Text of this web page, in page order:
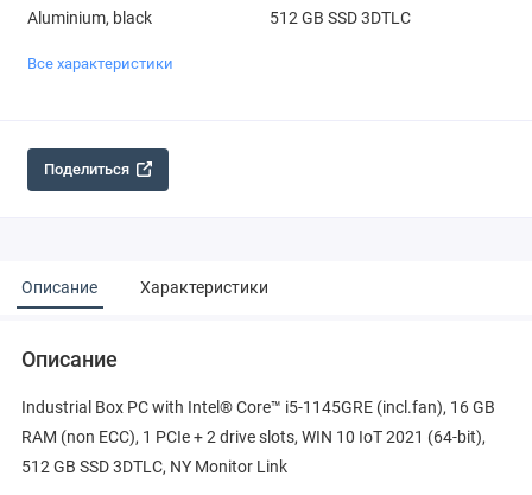
Aluminium, black 512 GB SSD 3DTLC
Все характеристики
Поделиться
Описание Характеристики
Описание
Industrial Box PC with Intel® Core™ i5-1145GRE (incl.fan), 16 GB
RAM (non ECC), 1 PCIe + 2 drive slots, WIN 10 IoT 2021 (64-bit),
512 GB SSD 3DTLC, NY Monitor Link